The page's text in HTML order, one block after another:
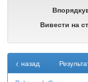
Вивести на
< назад